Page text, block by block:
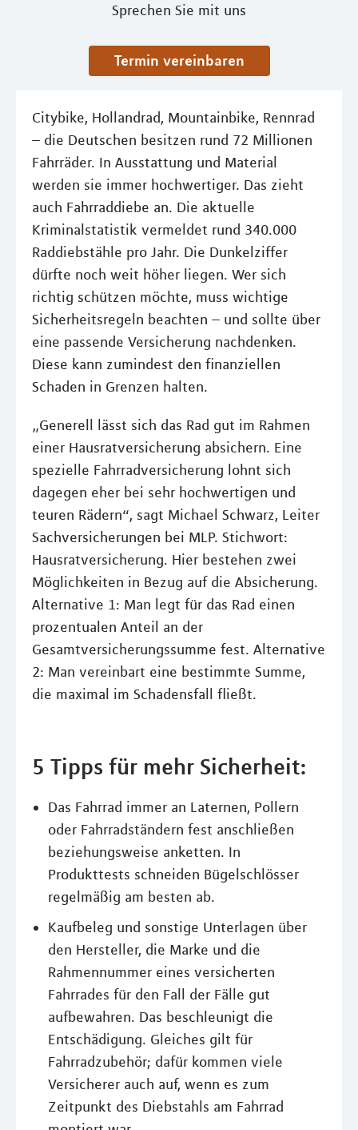
Sprechen Sie mit uns
Termin vereinbaren
Citybike, Hollandrad, Mountainbike, Rennrad
– die Deutschen besitzen rund 72 Millionen
Fahrräder. In Ausstattung und Material
werden sie immer hochwertiger. Das zieht
auch Fahrraddiebe an. Die aktuelle
Kriminalstatistik vermeldet rund 340.000
Raddiebstähle pro Jahr. Die Dunkelziffer
dürfte noch weit höher liegen. Wer sich
richtig schützen möchte, muss wichtige
Sicherheitsregeln beachten – und sollte über
eine passende Versicherung nachdenken.
Diese kann zumindest den finanziellen
Schaden in Grenzen halten.
„Generell lässt sich das Rad gut im Rahmen
einer Hausratversicherung absichern. Eine
spezielle Fahrradversicherung lohnt sich
dagegen eher bei sehr hochwertigen und
teuren Rädern“, sagt Michael Schwarz, Leiter
Sachversicherungen bei MLP. Stichwort:
Hausratversicherung. Hier bestehen zwei
Möglichkeiten in Bezug auf die Absicherung.
Alternative 1: Man legt für das Rad einen
prozentualen Anteil an der
Gesamtversicherungssumme fest. Alternative
2: Man vereinbart eine bestimmte Summe,
die maximal im Schadensfall fließt.
5 Tipps für mehr Sicherheit:
Das Fahrrad immer an Laternen, Pollern
oder Fahrradständern fest anschließen
beziehungsweise anketten. In
Produkttests schneiden Bügelschlösser
regelmäßig am besten ab.
Kaufbeleg und sonstige Unterlagen über
den Hersteller, die Marke und die
Rahmennummer eines versicherten
Fahrrades für den Fall der Fälle gut
aufbewahren. Das beschleunigt die
Entschädigung. Gleiches gilt für
Fahrradzubehör; dafür kommen viele
Versicherer auch auf, wenn es zum
Zeitpunkt des Diebstahls am Fahrrad